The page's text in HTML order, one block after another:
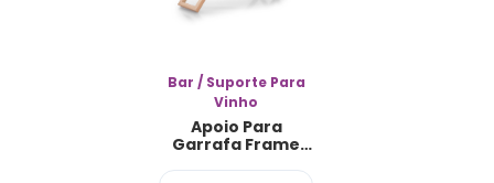
Bar / Suporte Para
Vinho
Apoio Para
Garrafa Frame